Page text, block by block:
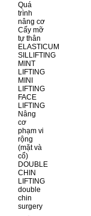
Quá
trình
nâng cơ
Cấy mỡ
tự thân
ELASTICUM
SILLIFTING
MINT
LIFTING
MINI
LIFTING
FACE
LIFTING
Nâng
cơ
phạm vi
rộng
(mặt và
cổ)
DOUBLE
CHIN
LIFTING
double
chin
surgery